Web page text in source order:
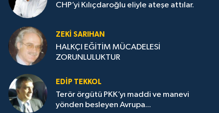
CHP’yi Kılıçdaroğlu eliyle ateşe attılar.
ZEKI SARIHAN
HALKÇI EĞİTİM MÜCADELESİ
ZORUNLULUKTUR
EDIP TEKKOL
Terör örgütü PKK’yı maddi ve manevi
yönden besleyen Avrupa...